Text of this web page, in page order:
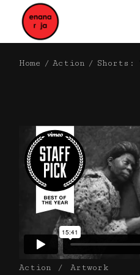
Home Action Shorts:
Action Artwork